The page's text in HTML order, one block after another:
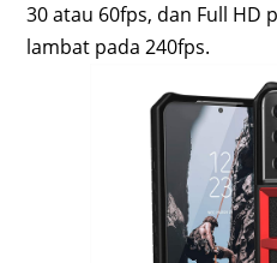
30 atau 60fps, dan Full HD
lambat pada 240fps.